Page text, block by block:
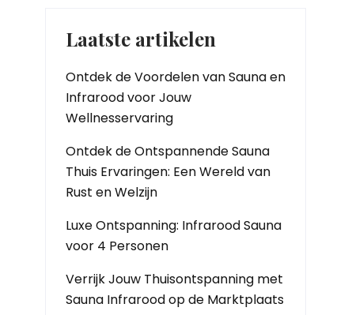
Laatste artikelen
Ontdek de Voordelen van Sauna en
Infrarood voor Jouw
Wellnesservaring
Ontdek de Ontspannende Sauna
Thuis Ervaringen: Een Wereld van
Rust en Welzijn
Luxe Ontspanning: Infrarood Sauna
voor 4 Personen
Verrijk Jouw Thuisontspanning met
Sauna Infrarood op de Marktplaats